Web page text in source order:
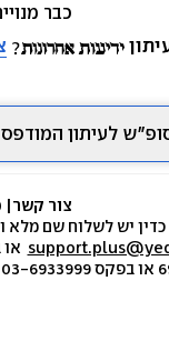
כבר
לעיתון המודפס
צור קשר
כדין יש לשלוח שם